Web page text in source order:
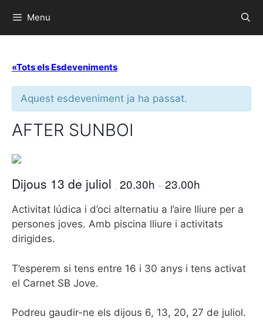
Menu
«Tots els Esdeveniments
Aquest esdeveniment ja ha passat.
AFTER SUNBOI
Dijous 13 de juliol , 20.30h –23.00h
Activitat lúdica i d’oci alternatiu a l’aire lliure per a
persones joves. Amb piscina lliure i activitats
dirigides.
T’esperem si tens entre 16 i 30 anys i tens activat
el Carnet SB Jove.
Podreu gaudir-ne els dijous 6, 13, 20, 27 de juliol.